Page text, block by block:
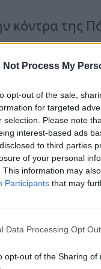
Not Process My
opt-out of the sale,
for targeted
selection. Please note
interest-based ads
to third parties
of your personal
This information may
Participants that may
Data Processing Opt
opt-out of the Sharing of
κόντρα της
ότι η
Κάρι
λίγων
Τζόουνς.
στη
HBO Max,
θα
Κιμ Κατράλ
δηλώσει